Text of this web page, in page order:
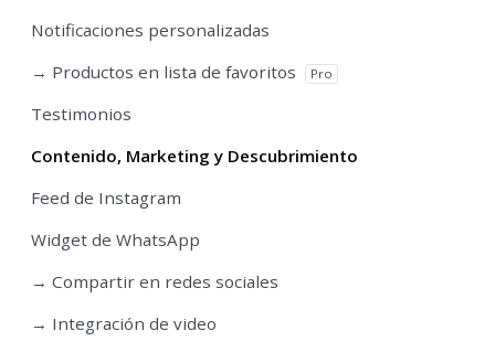
Notificaciones personalizadas
→ Productos en lista de favoritos
Pro
Testimonios
Contenido, Marketing y Descubrimiento
Feed de Instagram
Widget de WhatsApp
→ Compartir en redes sociales
→ Integración de video